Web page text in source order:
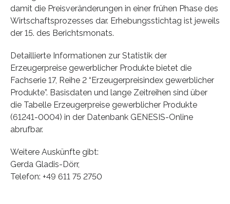
damit die Preisveränderungen in einer frühen Phase des
Wirtschaftsprozesses dar. Erhebungsstichtag ist jeweils
der 15. des Berichtsmonats.
Detaillierte Informationen zur Statistik der
Erzeugerpreise gewerblicher Produkte bietet die
Fachserie 17, Reihe 2 “Erzeugerpreisindex gewerblicher
Produkte”. Basisdaten und lange Zeitreihen sind über
die Tabelle Erzeugerpreise gewerblicher Produkte
(61241-0004) in der Datenbank GENESIS-Online
abrufbar.
Weitere Auskünfte gibt:
Gerda Gladis-Dörr,
Telefon: +49 611 75 2750